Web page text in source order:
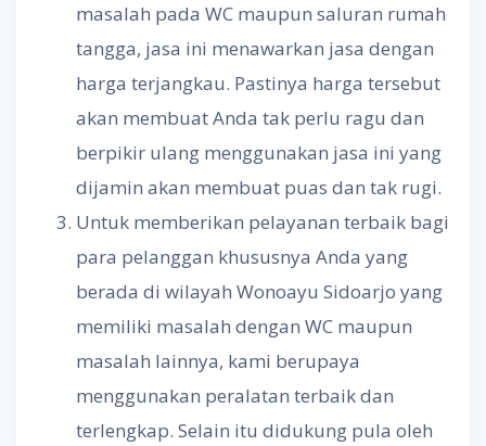
masalah pada WC maupun saluran rumah
tangga, jasa ini menawarkan jasa dengan
harga terjangkau. Pastinya harga tersebut
akan membuat Anda tak perlu ragu dan
berpikir ulang menggunakan jasa ini yang
dijamin akan membuat puas dan tak rugi.
Untuk memberikan pelayanan terbaik bagi
para pelanggan khususnya Anda yang
berada di wilayah Wonoayu Sidoarjo yang
memiliki masalah dengan WC maupun
masalah lainnya, kami berupaya
menggunakan peralatan terbaik dan
terlengkap. Selain itu didukung pula oleh